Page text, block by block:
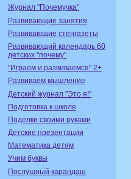
Журнал "Почемучка"
Развивающие занятия
Развивающие стенгазеты
Развивающий календарь 60
детских "почему"
"Играем и развиваемся" 2+
Развиваем мышление
Детский журнал "Это я!"
Подготовка к школе
Поделки своими руками
Детские презентации
Математика детям
Учим буквы
Послушный карандаш